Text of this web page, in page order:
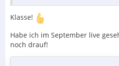
Klasse!
Habe ich im September live
noch drauf!